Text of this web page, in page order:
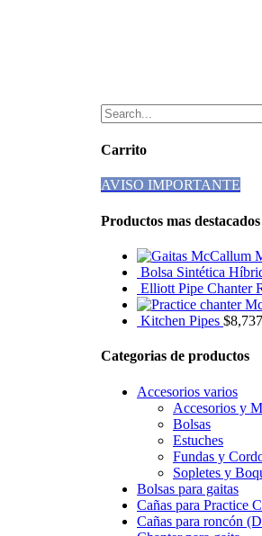
Carrito
AVISO IMPORTANTE
Productos mas destacados
Bolsa Sintética
Elliott Pipe Chanter
Kitchen Pipes $
Categorias de productos
Accesorios varios
Accesorios y
Bolsas
Estuches
Fundas y
Sopletes y
Bolsas para gaitas
Cañas para Practice
Cañas para roncón